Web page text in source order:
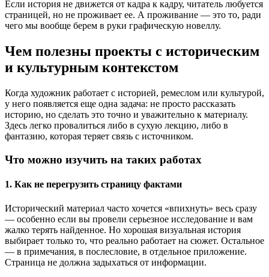
Если история не движется от кадра к кадру, читатель любуется
страницей, но не проживает ее. А проживание — это то, ради
чего мы вообще берем в руки графическую новеллу.
Чем полезны проекты с историческим
и культурным контекстом
Когда художник работает с историей, ремеслом или культурой,
у него появляется еще одна задача: не просто рассказать
историю, но сделать это точно и уважительно к материалу.
Здесь легко провалиться либо в сухую лекцию, либо в
фантазию, которая теряет связь с источником.
Что можно изучить на таких работах
1. Как не перегрузить страницу фактами
Исторический материал часто хочется «впихнуть» весь сразу
— особенно если вы провели серьезное исследование и вам
жалко терять найденное. Но хорошая визуальная история
выбирает только то, что реально работает на сюжет. Остальное
— в примечания, в послесловие, в отдельное приложение.
Страница не должна задыхаться от информации.